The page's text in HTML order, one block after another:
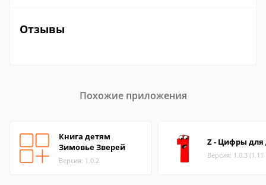
Отзывы
Похожие приложения
Книга детям
Зимовье Зверей
Версия: 1.0.2
Z - Цифры для
Версия: 1.0.3